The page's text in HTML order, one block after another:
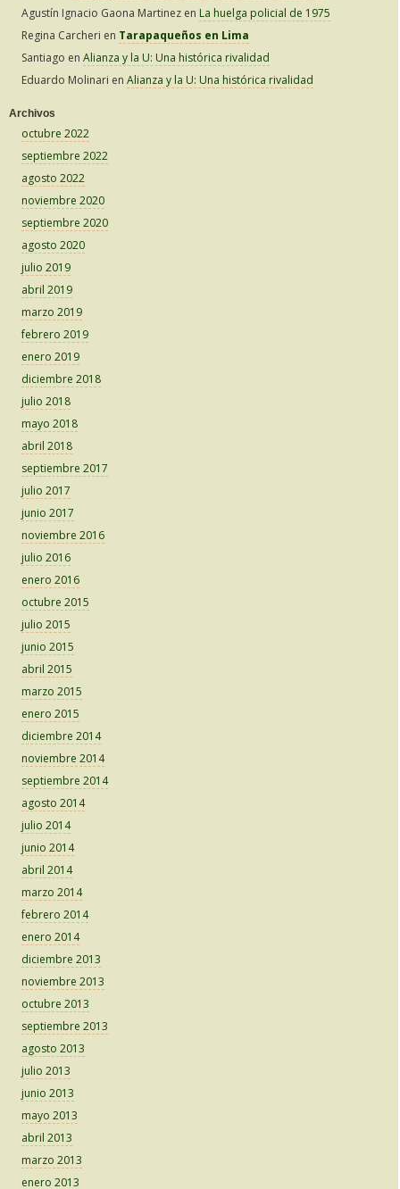
Agustín Ignacio Gaona Martinez en La huelga policial de 1975
Regina Carcheri en Tarapaqueños en Lima
Santiago en Alianza y la U: Una histórica rivalidad
Eduardo Molinari en Alianza y la U: Una histórica rivalidad
Archivos
octubre 2022
septiembre 2022
agosto 2022
noviembre 2020
septiembre 2020
agosto 2020
julio 2019
abril 2019
marzo 2019
febrero 2019
enero 2019
diciembre 2018
julio 2018
mayo 2018
abril 2018
septiembre 2017
julio 2017
junio 2017
noviembre 2016
julio 2016
enero 2016
octubre 2015
julio 2015
junio 2015
abril 2015
marzo 2015
enero 2015
diciembre 2014
noviembre 2014
septiembre 2014
agosto 2014
julio 2014
junio 2014
abril 2014
marzo 2014
febrero 2014
enero 2014
diciembre 2013
noviembre 2013
octubre 2013
septiembre 2013
agosto 2013
julio 2013
junio 2013
mayo 2013
abril 2013
marzo 2013
enero 2013